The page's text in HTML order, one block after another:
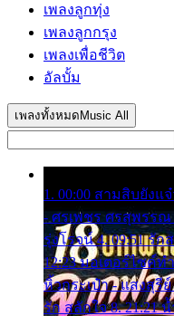
เพลงลูกทุ่ง
เพลงลูกกรุง
เพลงเพื่อชีวิต
อัลบั้ม
เพลงทั้งหมด Music All
1. 00:00 สามสิบยังแ
- ศรเพชร ศรสุพรรณ
รุ่งโรจน์ 4. 09:51 รั
12:23 มอเตอร์ไซค์ท
หิ้วกระเป๋า - แสงสุรีย์
รัก สลักใจ 8. 21:21